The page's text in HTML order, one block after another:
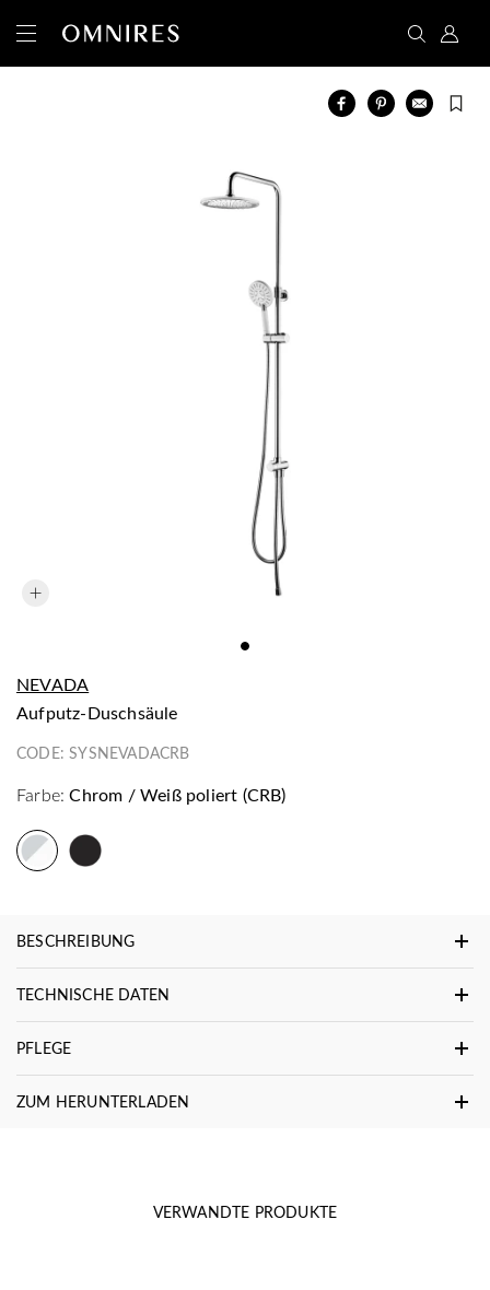
NEVADA
Aufputz-Duschsäule
CODE:SYSNEVADACRB
Farbe: Chrom / Weiß poliert (CRB)
BESCHREIBUNG
TECHNISCHE DATEN
PFLEGE
ZUM HERUNTERLADEN
VERWANDTE PRODUKTE